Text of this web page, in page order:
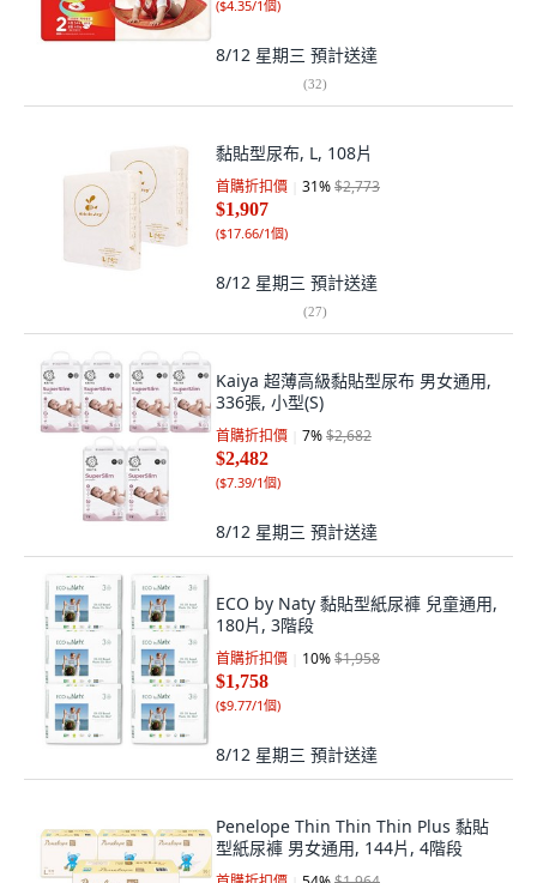
($4.35/1個)
8/12 星期三 預計送達
(32)
黏貼型尿布, L, 108片
首購折扣價 31%$2,773
$1,907
($17.66/1個)
8/12 星期三 預計送達
(27)
Kaiya 超薄高級黏貼型尿布 男女通用,
336張, 小型(S)
首購折扣價 7%$2,682
$2,482
($7.39/1個)
8/12 星期三 預計送達
ECO by Naty 黏貼型紙尿褲 兒童通用,
180片, 3階段
首購折扣價 10%$1,958
$1,758
($9.77/1個)
8/12 星期三 預計送達
Penelope Thin Thin Thin Plus 黏貼
型紙尿褲 男女通用, 144片, 4階段